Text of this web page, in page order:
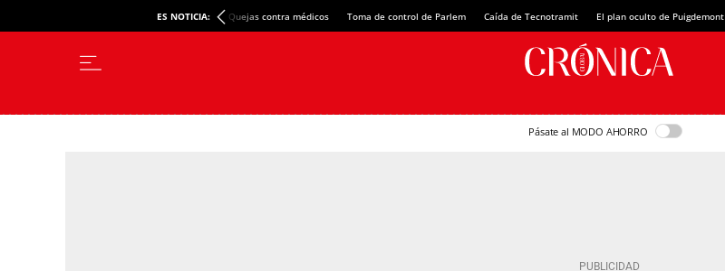
ES NOTICIA: Quejas contra médicos Toma de control de Parlem Caída de Tecnotramit El plan oculto de Puigdemont
Pásate al MODO AHORRO